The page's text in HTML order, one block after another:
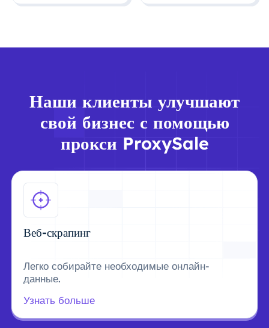
Наши клиенты улучшают
свой бизнес с помощью
прокси ProxySale
Веб-скрапинг
Легко собирайте необходимые онлайн-
данные.
Узнать больше